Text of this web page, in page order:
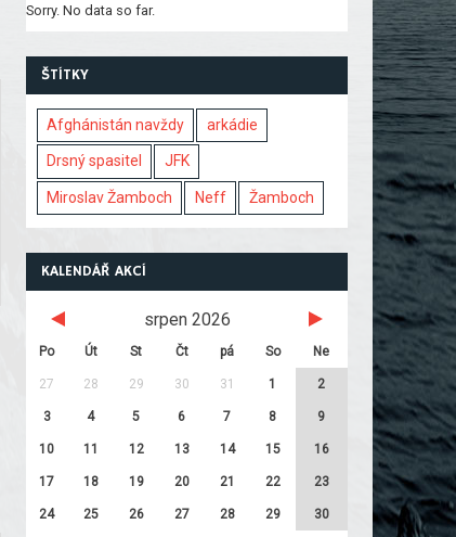
Sorry. No data so far.
ŠTÍTKY
Afghánistán navždy arkádie
Drsný spasitel JFK
Miroslav Žamboch Neff Žamboch
KALENDÁŘ AKCÍ
srpen 2026
Po Út St Čt pá So Ne
27 28 29 30 31 1 2
3 4 5 6 7 8 9
10 11 12 13 14 15 16
17 18 19 20 21 22 23
24 25 26 27 28 29 30